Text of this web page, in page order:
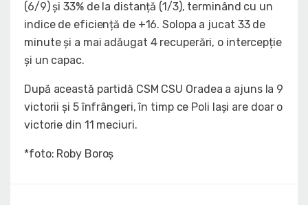
(6/9) și 33% de la distanță (1/3), terminând cu un
indice de eficiență de +16. Solopa a jucat 33 de
minute și a mai adăugat 4 recuperări, o intercepție
și un capac.
După această partidă CSM CSU Oradea a ajuns la 9
victorii și 5 înfrângeri, în timp ce Poli Iași are doar o
victorie din 11 meciuri.
*foto: Roby Boroș